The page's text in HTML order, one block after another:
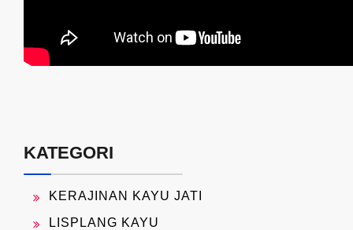
KATEGORI
KERAJINAN KAYU JATI
LISPLANG KAYU